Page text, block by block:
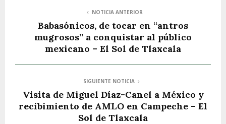
NOTICIA ANTERIOR
Babasónicos, de tocar en “antros
mugrosos” a conquistar al público
mexicano – El Sol de Tlaxcala
SIGUIENTE NOTICIA
Visita de Miguel Díaz-Canel a México y
recibimiento de AMLO en Campeche – El
Sol de Tlaxcala